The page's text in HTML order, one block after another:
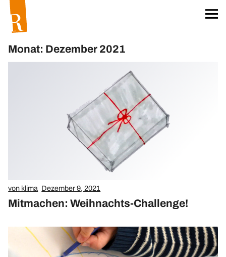
Startseite
Für unser Klima
Projekt »unser Klima«
Klima-Aktionskarten
Klima-Workshops
Klima-Exkursionen
Heftreihe »unser Klima«
Materialien
Upcycling-Beutel
Presse
Monat: Dezember 2021
von klima Dezember 9, 2021
Mitmachen: Weihnachts-Challenge!